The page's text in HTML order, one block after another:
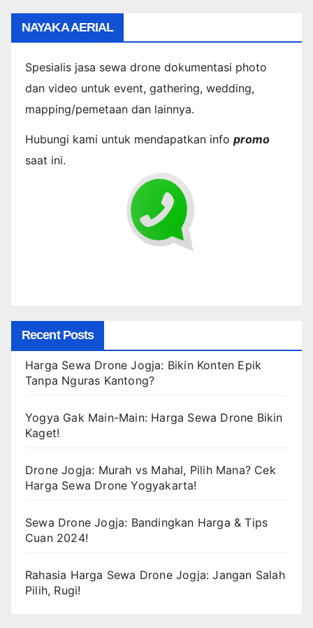
NAYAKA AERIAL
Spesialis jasa sewa drone dokumentasi photo
dan video untuk event, gathering, wedding,
mapping/pemetaan dan lainnya.
Hubungi kami untuk mendapatkan info promo
saat ini.
Recent Posts
Harga Sewa Drone Jogja: Bikin Konten Epik
Tanpa Nguras Kantong?
Yogya Gak Main-Main: Harga Sewa Drone Bikin
Kaget!
Drone Jogja: Murah vs Mahal, Pilih Mana? Cek
Harga Sewa Drone Yogyakarta!
Sewa Drone Jogja: Bandingkan Harga & Tips
Cuan 2024!
Rahasia Harga Sewa Drone Jogja: Jangan Salah
Pilih, Rugi!